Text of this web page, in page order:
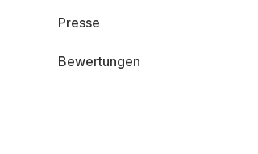
Presse
Bewertungen